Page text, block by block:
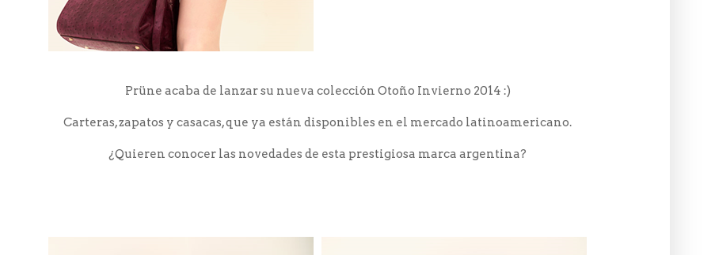
Prüne acaba de lanzar su nueva colección Otoño Invierno 2014 :)
Carteras, zapatos y casacas, que ya están disponibles en el mercado latinoamericano.
¿Quieren conocer las novedades de esta prestigiosa marca argentina?